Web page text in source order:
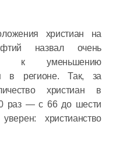
христиан на
назвал очень
к уменьшению
в регионе. Так, за
христиан в
раз — с 66 до шести
христианство